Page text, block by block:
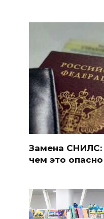
Замена СНИЛС:
чем это опасно